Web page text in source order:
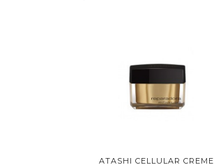
ATASHI CELLULAR CREME